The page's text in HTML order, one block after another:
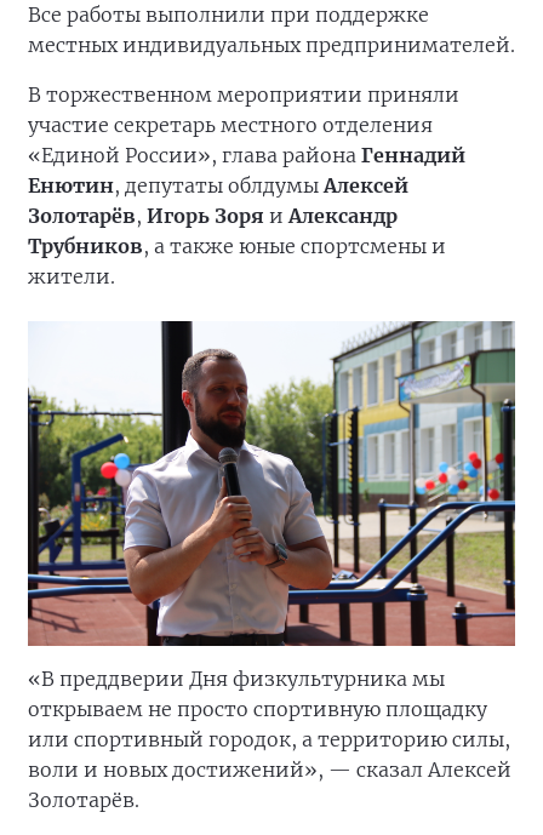
Все работы выполнили при поддержке
местных индивидуальных предпринимателей.
В торжественном мероприятии приняли
участие секретарь местного отделения
«Единой России», глава района Геннадий
Енютин, депутаты облдумыАлексей
Золотарёв, Игорь Зоря иАлександр
Трубников, а также юные спортсмены и
жители.
«В преддверии Дня физкультурника мы
открываем не просто спортивную площадку
или спортивный городок, а территорию силы,
воли и новых достижений», — сказал Алексей
Золотарёв.